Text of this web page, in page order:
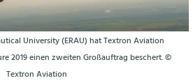
University (ERAU) hat Textron Aviation
2019 einen zweiten Großauftrag beschert. ©
Textron Aviation